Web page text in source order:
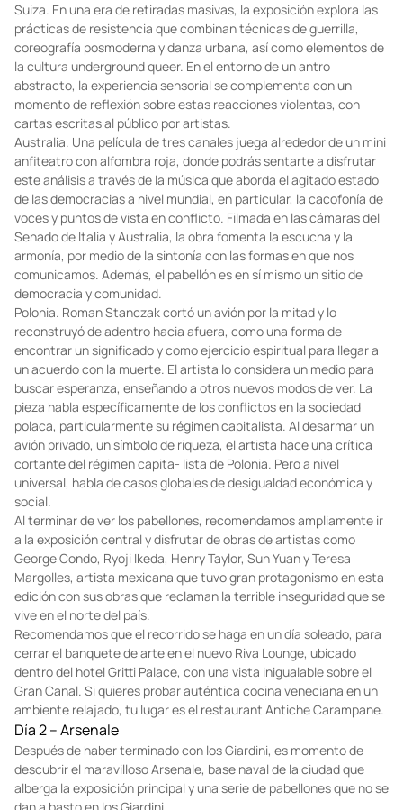
Suiza. En una era de retiradas masivas, la exposición explora las
prácticas de resistencia que combinan técnicas de guerrilla,
coreografía posmoderna y danza urbana, así como elementos de
la cultura underground queer. En el entorno de un antro
abstracto, la experiencia sensorial se complementa con un
momento de reflexión sobre estas reacciones violentas, con
cartas escritas al público por artistas.
Australia. Una película de tres canales juega alrededor de un mini
anfiteatro con alfombra roja, donde podrás sentarte a disfrutar
este análisis a través de la música que aborda el agitado estado
de las democracias a nivel mundial, en particular, la cacofonía de
voces y puntos de vista en conflicto. Filmada en las cámaras del
Senado de Italia y Australia, la obra fomenta la escucha y la
armonía, por medio de la sintonía con las formas en que nos
comunicamos. Además, el pabellón es en sí mismo un sitio de
democracia y comunidad.
Polonia. Roman Stanczak cortó un avión por la mitad y lo
reconstruyó de adentro hacia afuera, como una forma de
encontrar un significado y como ejercicio espiritual para llegar a
un acuerdo con la muerte. El artista lo considera un medio para
buscar esperanza, enseñando a otros nuevos modos de ver. La
pieza habla específicamente de los conflictos en la sociedad
polaca, particularmente su régimen capitalista. Al desarmar un
avión privado, un símbolo de riqueza, el artista hace una crítica
cortante del régimen capita- lista de Polonia. Pero a nivel
universal, habla de casos globales de desigualdad económica y
social.
Al terminar de ver los pabellones, recomendamos ampliamente ir
a la exposición central y disfrutar de obras de artistas como
George Condo, Ryoji Ikeda, Henry Taylor, Sun Yuan y Teresa
Margolles, artista mexicana que tuvo gran protagonismo en esta
edición con sus obras que reclaman la terrible inseguridad que se
vive en el norte del país.
Recomendamos que el recorrido se haga en un día soleado, para
cerrar el banquete de arte en el nuevo Riva Lounge, ubicado
dentro del hotel Gritti Palace, con una vista inigualable sobre el
Gran Canal. Si quieres probar auténtica cocina veneciana en un
ambiente relajado, tu lugar es el restaurant Antiche Carampane.
Día 2 – Arsenale
Después de haber terminado con los Giardini, es momento de
descubrir el maravilloso Arsenale, base naval de la ciudad que
alberga la exposición principal y una serie de pabellones que no se